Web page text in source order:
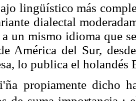
lingüístico más
dialectal
a un mismo idioma que
América del Sur,
lo publica el
propiamente dicho